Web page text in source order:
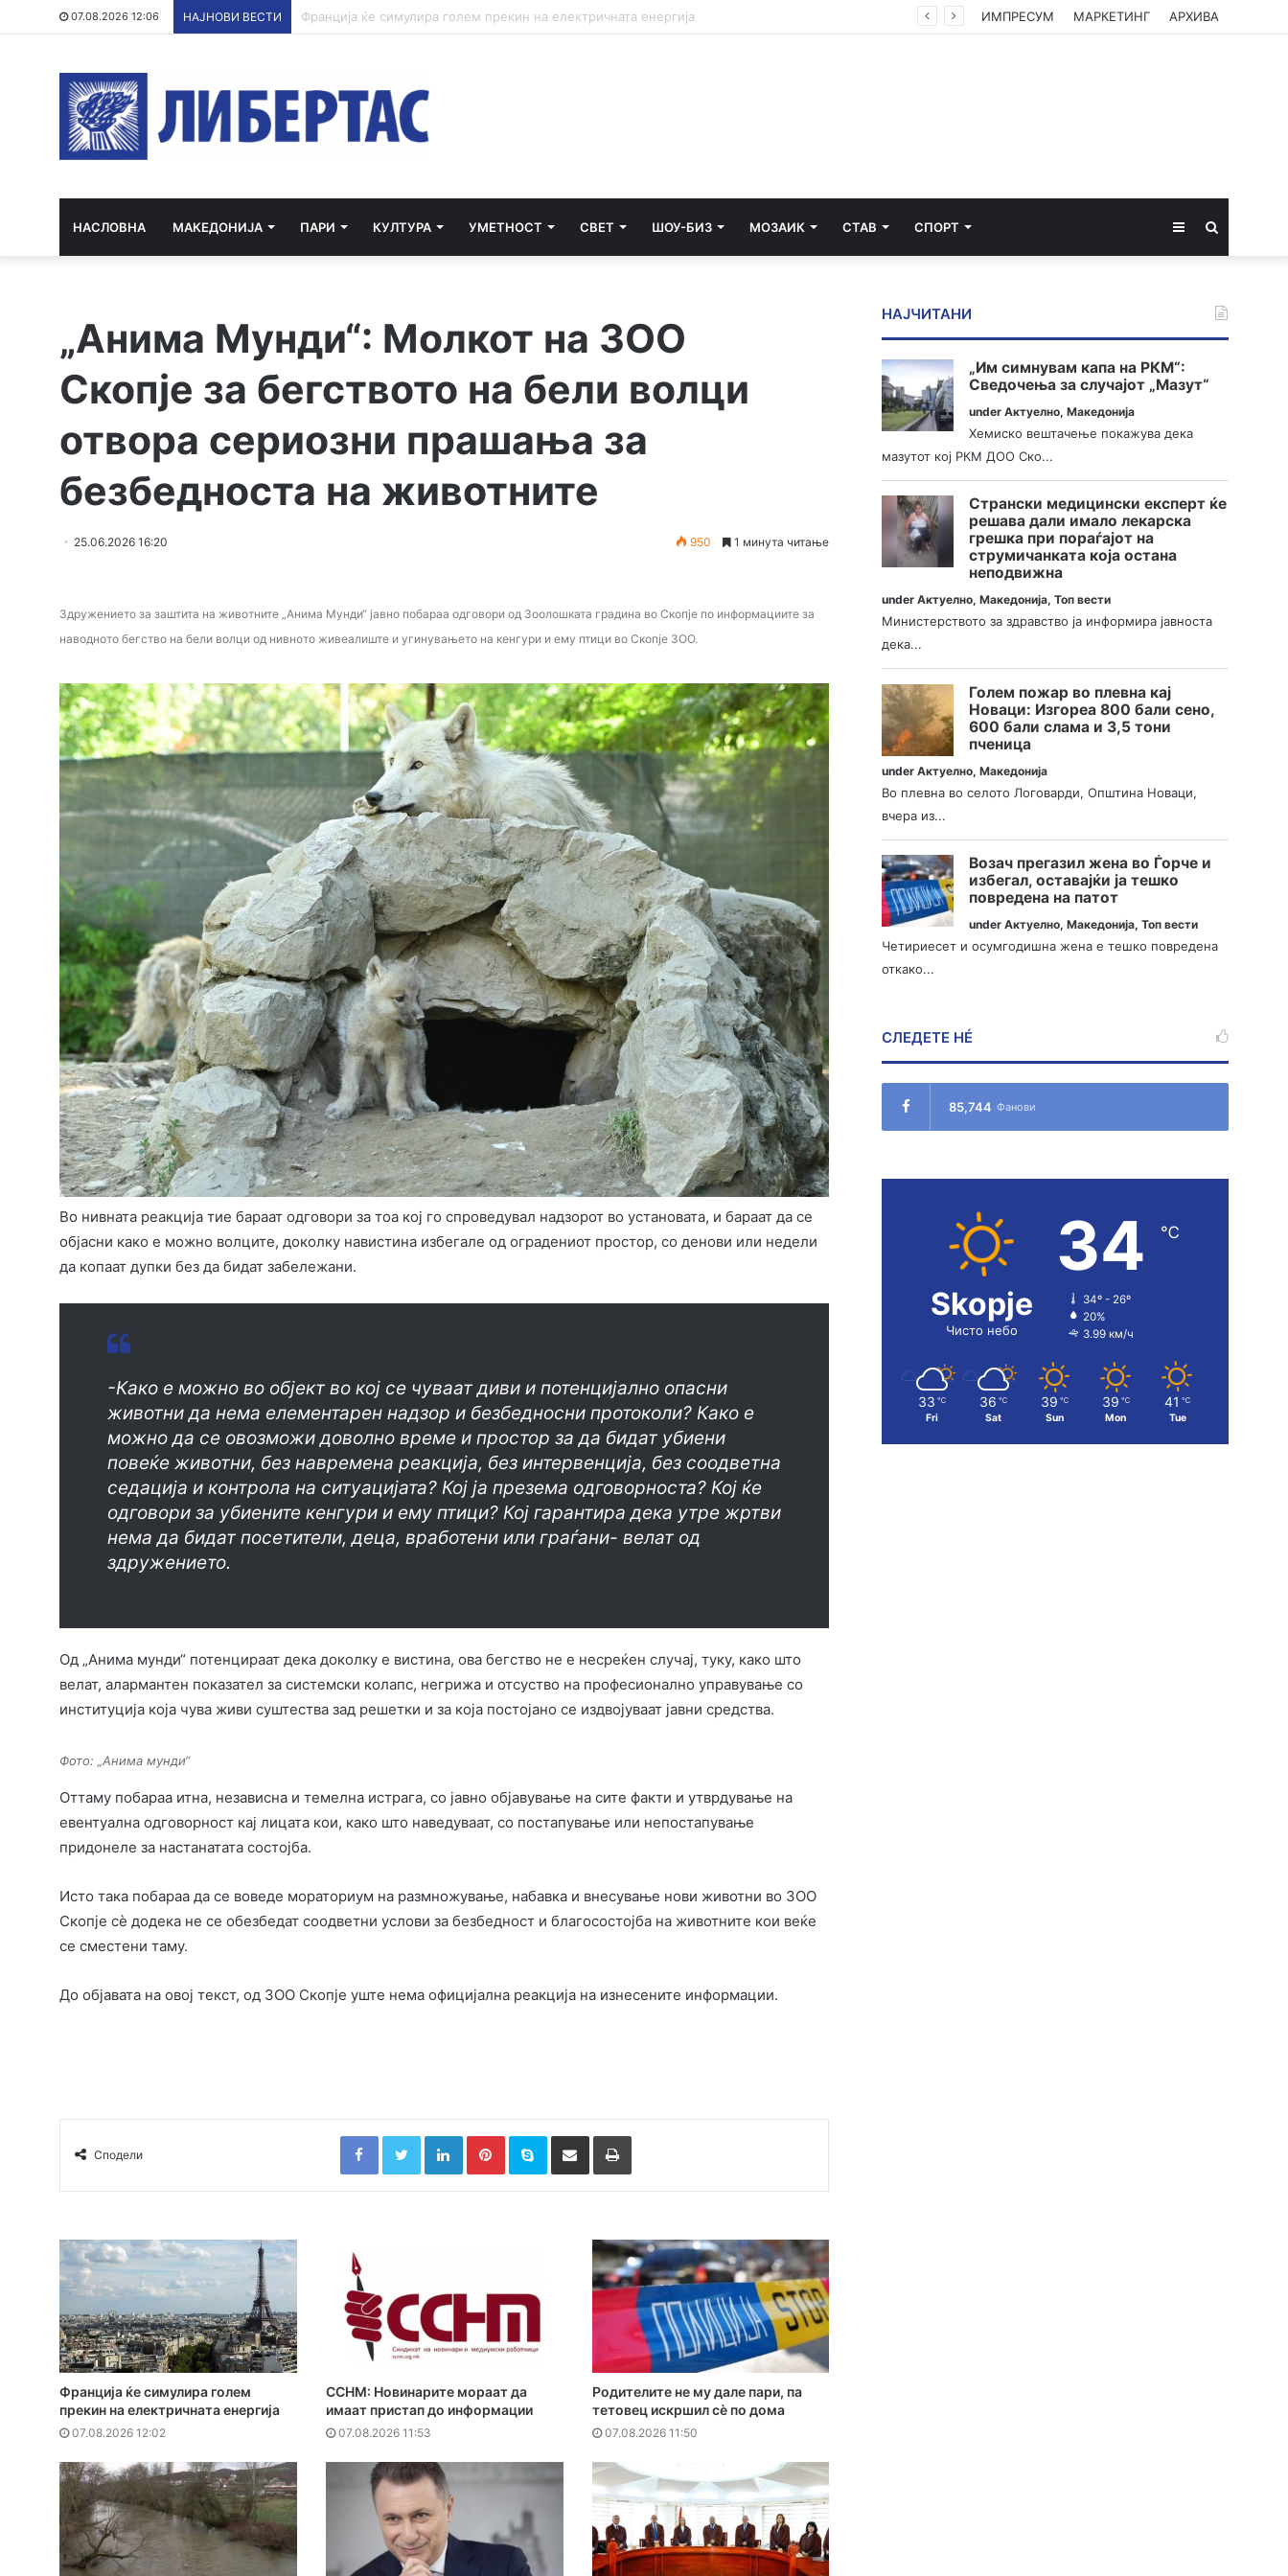
07.08.2026 12:06 НАЈНОВИ ВЕСТИ ССНМ: Новинарите мораат да имаат пристап до информации ИМПРЕСУМ МАРКЕТИНГ АРХИВА
НАСЛОВНА МАКЕДОНИЈА ПАРИ КУЛТУРА УМЕТНОСТ СВЕТ ШОУ-БИЗ МОЗАИК СТАВ СПОРТ Sidebar
„Анима Мунди“: Молкот на ЗОО
Скопје за бегството на бели волци
отвора сериозни прашања за
безбедноста на животните
25.06.2026 16:20 950 1 минута читање
Здружението за заштита на животните „Анима Мунди“ јавно побараа одговори од Зоолошката градина во Скопје по информациите за
наводното бегство на бели волци од нивното живеалиште и угинувањето на кенгури и ему птици во Скопје ЗОО.
Во нивната реакција тие бараат одговори за тоа кој го спроведувал надзорот во установата, и бараат да се
објасни како е можно волците, доколку навистина избегале од оградениот простор, со денови или недели
да копаат дупки без да бидат забележани.
-Како е можно во објект во кој се чуваат диви и потенцијално опасни
животни да нема елементарен надзор и безбедносни протоколи? Како е
можно да се овозможи доволно време и простор за да бидат убиени
повеќе животни, без навремена реакција, без интервенција, без соодветна
седација и контрола на ситуацијата? Кој ја презема одговорноста? Кој ќе
одговори за убиените кенгури и ему птици? Кој гарантира дека утре жртви
нема да бидат посетители, деца, вработени или граѓани- велат од
здружението.
Од „Анима мунди“ потенцираат дека доколку е вистина, ова бегство не е несреќен случај, туку, како што
велат, алармантен показател за системски колапс, негрижа и отсуство на професионално управување со
институција која чува живи суштества зад решетки и за која постојано се издвојуваат јавни средства.
Фото: „Анима мунди“
Оттаму побараа итна, независна и темелна истрага, со јавно објавување на сите факти и утврдување на
евентуална одговорност кај лицата кои, како што наведуваат, со постапување или непостапување
придонеле за настанатата состојба.
Исто така побараа да се воведе мораториум на размножување, набавка и внесување нови животни во ЗОО
Скопје сè додека не се обезбедат соодветни услови за безбедност и благосостојба на животните кои веќе
се сместени таму.
До објавата на овој текст, од ЗОО Скопје уште нема официјална реакција на изнесените информации.
Сподели
FacebookTwitterLinkedInPinterestSkype Сподели преку Е-маил Испринтај
Франција ќе симулира голем
прекин на електричната енергија
07.08.2026 12:02
ССНМ: Новинарите мораат да
имаат пристап до информации
07.08.2026 11:53
Родителите не му дале пари, па
тетовец искршил сѐ по дома
07.08.2026 11:50
НАЈЧИТАНИ
„Им симнувам капа на РКМ“:
Сведочења за случајот „Мазут“
underАктуелно,Македонија
Хемиско вештачење покажува дека
мазутот кој РКМ ДОО Ско...
Странски медицински експерт ќе
решава дали имало лекарска
грешка при пораѓајот на
струмичанката која остана
неподвижна
underАктуелно,Македонија,Топ вести
Министерството за здравство ја информира јавноста
дека...
Голем пожар во плевна кај
Новаци: Изгореа 800 бали сено,
600 бали слама и 3,5 тони
пченица
underАктуелно,Македонија
Во плевна во селото Логоварди, Општина Новаци,
вчера из...
Возач прегазил жена во Ѓорче и
избегал, оставајќи ја тешко
повредена на патот
underАктуелно,Македонија,Топ вести
Четириесет и осумгодишна жена е тешко повредена
откако...
СЛЕДЕТЕ НÉ
85,744 Фанови
Skopje
Чисто небо
34 ℃
34º - 26º
20%
3.99 км/ч
33 ℃
Fri
36 ℃
Sat
39 ℃
Sun
39 ℃
Mon
41 ℃
Tue